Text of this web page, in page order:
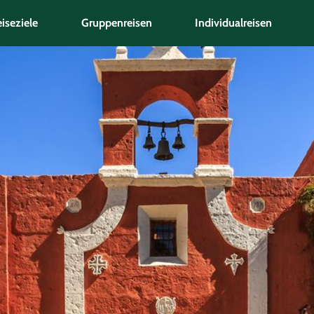
Gruppenreisen Individualreisen